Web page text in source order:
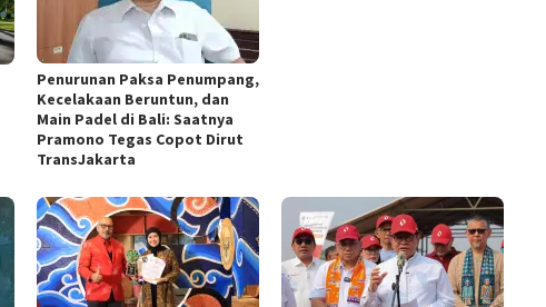
Penurunan Paksa Penumpang,
Kecelakaan Beruntun, dan
Main Padel di Bali: Saatnya
Pramono Tegas Copot Dirut
TransJakarta